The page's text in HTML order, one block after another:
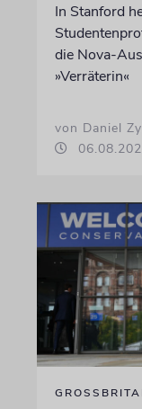
In Stanford
die Nova-
»Verräterin«
von Daniel